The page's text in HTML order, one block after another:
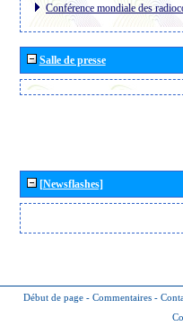
Conférence mondiale des
Salle de presse
[Newsflashes]
Début de page - Commentaires -